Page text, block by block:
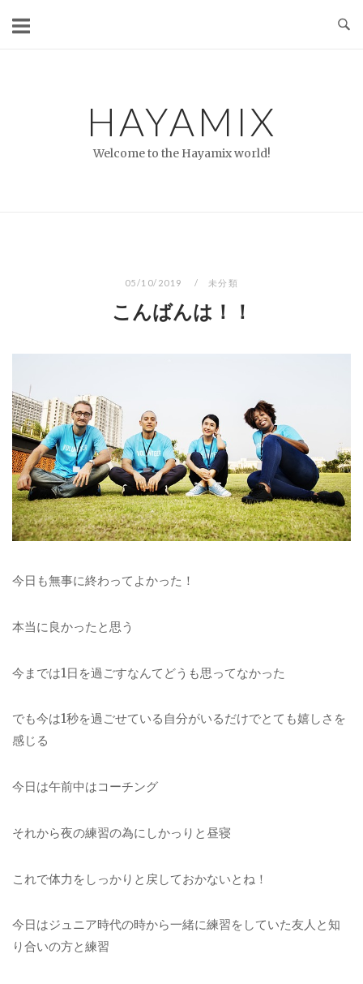
HAYAMIX
Welcome to the Hayamix world!
05/10/2019 未分類
こんばんは！！
今日も無事に終わってよかった！
本当に良かったと思う
今までは1日を過ごすなんてどうも思ってなかった
でも今は1秒を過ごせている自分がいるだけでとても嬉しさを
感じる
今日は午前中はコーチング
それから夜の練習の為にしかっりと昼寝
これで体力をしっかりと戻しておかないとね！
今日はジュニア時代の時から一緒に練習をしていた友人と知
り合いの方と練習